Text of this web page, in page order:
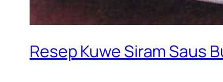
Resep Kuwe Siram Saus